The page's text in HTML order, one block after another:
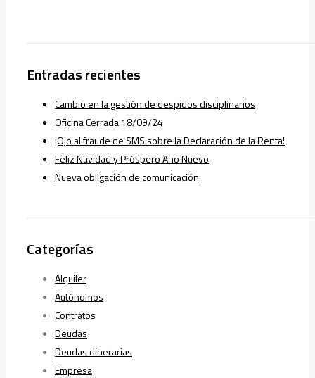
Entradas recientes
Cambio en la gestión de despidos disciplinarios
Oficina Cerrada 18/09/24
¡Ojo al fraude de SMS sobre la Declaración de la Renta!
Feliz Navidad y Próspero Año Nuevo
Nueva obligación de comunicación
Categorías
Alquiler
Autónomos
Contratos
Deudas
Deudas dinerarias
Empresa